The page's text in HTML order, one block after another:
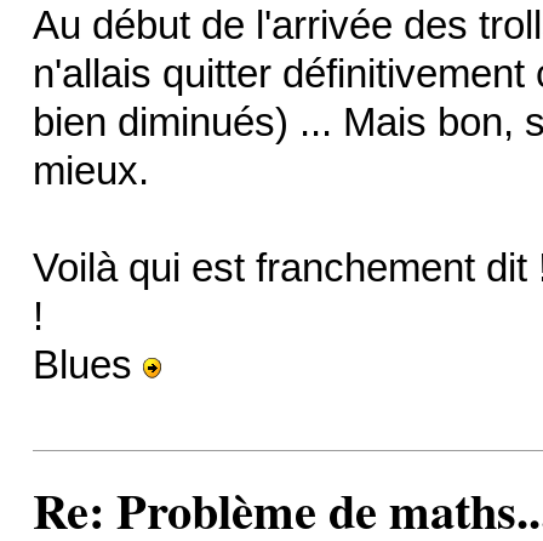
Au début de l'arrivée des
n'allais quitter
bien diminués) ... Mais bon,
mieux.
Voilà qui est franchement
!
Blues
Re: Problème de